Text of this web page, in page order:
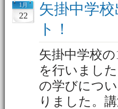
1月
22
矢掛中学
ト！
矢掛中学校
を行いまし
の学びにつ
りました。